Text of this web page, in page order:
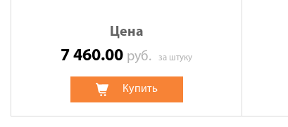
Цена
7 460.00 руб. за штуку
Купить